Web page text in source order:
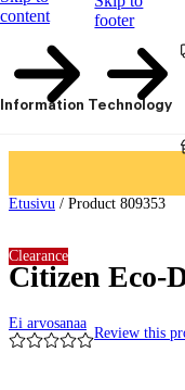
content
footer
Information Technology
Etusivu / Product 809353
Citizen Eco-
Ei arvosanaa
Review this
Clearance